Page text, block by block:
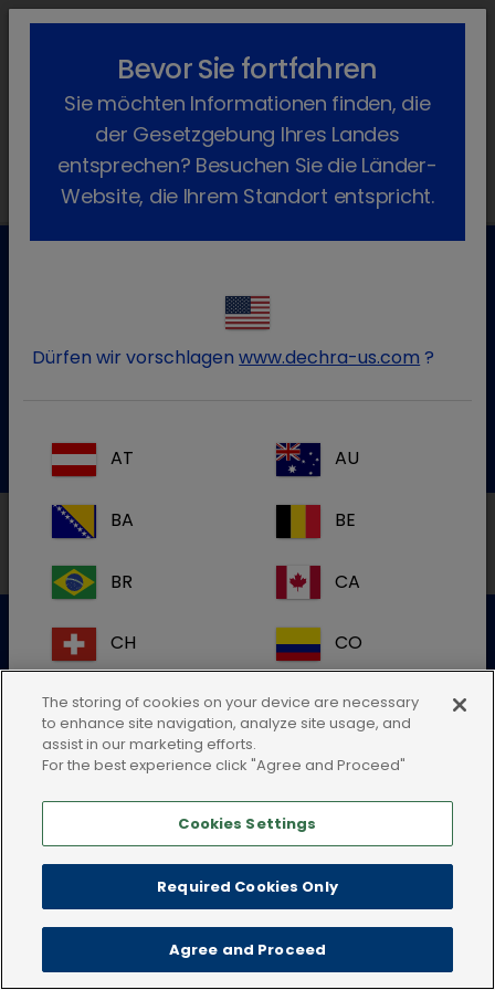
lock_outline search menu
Verschreibungspflichtig
Sympagesic
Kundenservice für Tierarztpraxen
Kontaktieren Sie unseren Kundenservice.
Tel.:+49 7525 / 2050
Cookie-Richtlinie
Impressum
Bevor Sie fortfahren
Sie möchten Informationen finden, die
der Gesetzgebung Ihres Landes
entsprechen? Besuchen Sie die Länder-
Website, die Ihrem Standort entspricht.
Dürfen wir vorschlagenwww.dechra-us.com ?
AT AU
BA BE
BR CA
CH CO
CR DK
ES FI
IE
The storing of cookies on your device are necessary
to enhance site navigation, analyze site usage, and
assist in our marketing efforts.
For the best experience click "Agree and Proceed"
Cookies Settings
Required Cookies Only
Agree and Proceed